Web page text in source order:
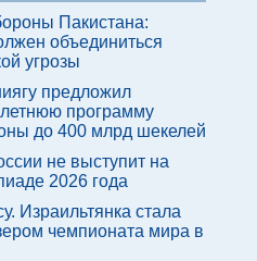
Пакистана:
объединиться
угрозы
предложил
программу
до 400 млрд шекелей
не выступит на
2026 года
Израильтянка стала
чемпионата мира в